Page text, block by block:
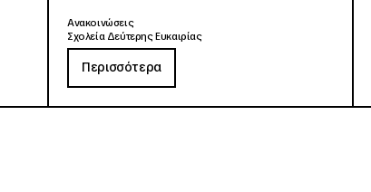
Ανακοινώσεις
Σχολεία Δεύτερης Ευκαιρίας
Περισσότερα